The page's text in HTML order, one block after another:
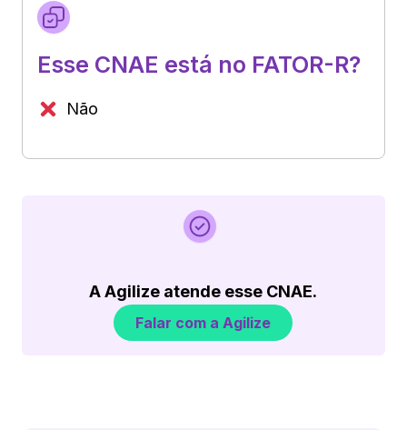
Esse CNAE está no FATOR-R?
Não
A Agilize atende esse CNAE.
Falar com a Agilize